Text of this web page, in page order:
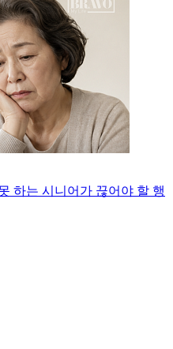
하는 시니어가 끊어야 할 행